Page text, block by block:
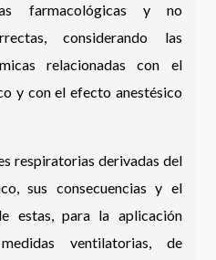
farmacológicas y no
considerando las
relacionadas con el
y con el efecto anestésico
respiratorias derivadas del
sus consecuencias y el
estas, para la aplicación
ventilatorias, de